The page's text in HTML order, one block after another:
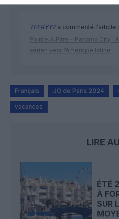
TFFRYYZa commenté l'article :
Pointe‑à‑Pitre – Panama City :
aérien vers l’Amérique latine
Français JO de Paris 2024
vacances
LIRE
ÉTÉ
À
SUR